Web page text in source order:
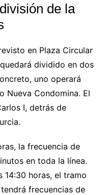
de la
en Plaza Circular
dividido en dos
uno operará
Nueva Condomina. El
I, detrás de
la frecuencia de
en toda la línea.
14:30 horas, el tramo
frecuencias de